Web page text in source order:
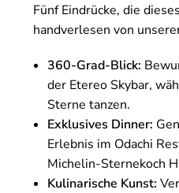
Fünf Eindrücke, die
handverlesen von
360-Grad-Blick:
der Etereo Skybar,
Sterne tanzen.
Exklusives Dinner:
Erlebnis im Odachi
Michelin-Sternekoch
Kulinarische Kunst: